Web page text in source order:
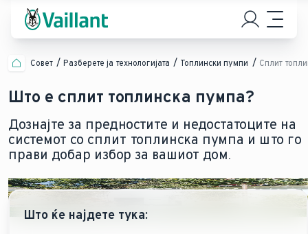
Совет Разберете ја технологијата Топлински пумпи Сплит
Што е сплит топлинска пумпа?
Дознајте за предностите и недостатоците на
системот со сплит топлинска пумпа и што го
прави добар избор за вашиот дом.
Што ќе најдете тука: